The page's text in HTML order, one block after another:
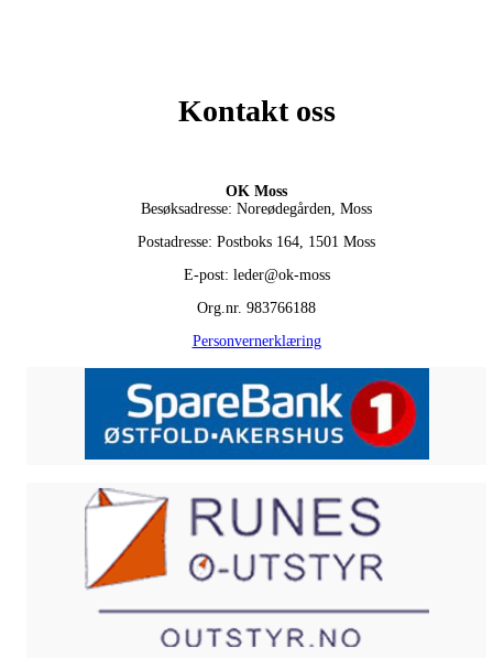
Kontakt oss
OK Moss
Besøksadresse: Noreødegården, Moss
Postadresse: Postboks 164, 1501 Moss
E-post: leder@ok-moss
Org.nr. 983766188
Personvernerklæring